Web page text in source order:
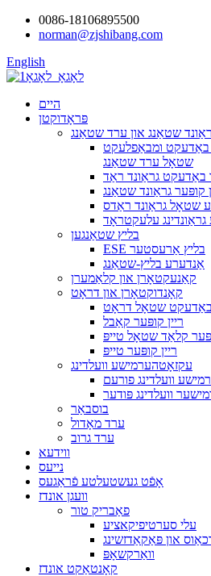
0086-18106895500
norman@zjshibang.com
English
היים
פּראָדוקטן
שטאַנג און ערד שטאַנג
באַדעקט ומבאַפלעקט
שטאָל ערד שטאַנג
באַדעקט גראַונד ראַד
קופּער גראַונד שטאַנג
שטאָל גראַונד ראַדס
עלעקטראָד
בליץ שטאַנגען
ESE בליץ אַרעסטער
אַנדערע בליץ-שטאַנג
קאַנעקטאָרן און קלאַמערן
קאָנדוקטאָרן און דראָט
באַדעקט שטאָל דראָט
ריין קופּער קאַבל
קלאַד שטאָל טייפּ
ריין קופּער טייפּ
עקזאָטהערמישע וועלדינג
וועלדינג פורעם
וועלדינג פּודער
בוסבאַר
ערד מאָדול
ערד גרוב
ווידעא
נייעס
אָפֿט געשטעלטע פֿראַגעס
וועגן אונדז
פאַבריק טור
עלי סערטיפיקאציע
און פּאַקאַדזשינג
וואַרקשאָפּ
קאָנטאַקט אונדז